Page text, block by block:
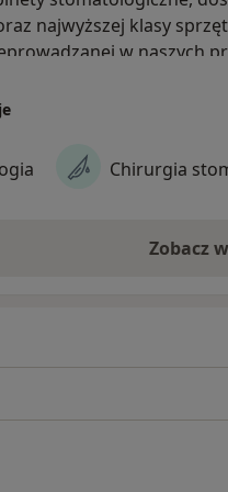
najwyższej klasy
w naszych
RTG
stomatologiczne
Chirurgia
Zobacz